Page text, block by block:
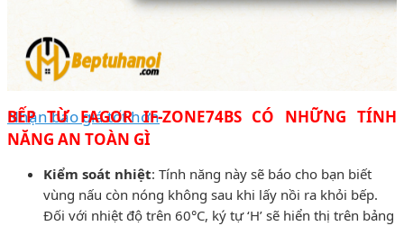
Nhận báo giá tốt hơn
BẾP TỪ FAGOR IF-ZONE74BS CÓ NHỮNG TÍNH
NĂNG AN TOÀN GÌ
Kiểm soát nhiệt: Tính năng này sẽ báo cho bạn biết
vùng nấu còn nóng không sau khi lấy nồi ra khỏi bếp.
Đối với nhiệt độ trên 60°C, ký tự ‘H’ sẽ hiển thị trên bảng